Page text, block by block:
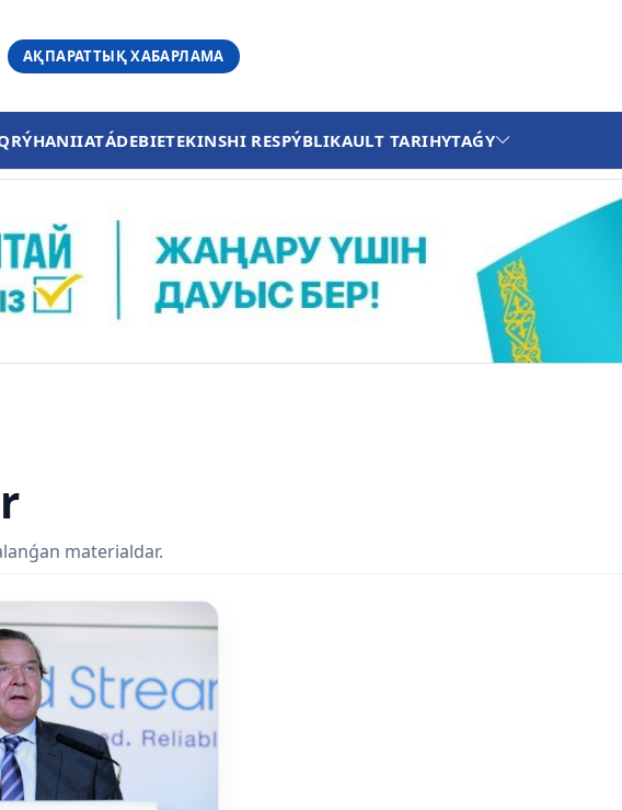
АҚПАРАТТЫҚ ХАБАРЛАМА
RÝHANIIATÁDEBIETEKINSHI RESPÝBLIKAULT TARIHYTAǴY
materialdar.